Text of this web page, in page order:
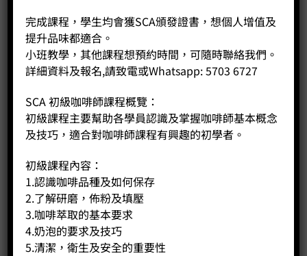
完成課程，學生均會獲SCA頒發證書，想個人增值及
提升品味都適合。
小班教學，其他課程想預約時間，可隨時聯絡我們。
詳細資料及報名,請致電或Whatsapp: 5703 6727
SCA 初級咖啡師課程概覽：
初級課程主要幫助各學員認識及掌握咖啡師基本概念
及技巧，適合對咖啡師課程有興趣的初學者。
初級課程內容：
1.認識咖啡品種及如何保存
2.了解研磨，佈粉及填壓
3.咖啡萃取的基本要求
4.奶泡的要求及技巧
5.清潔，衛生及安全的重要性